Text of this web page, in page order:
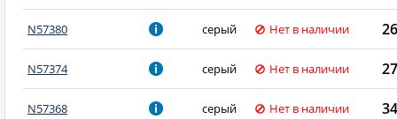
N57380 серый Нет в наличии
N57374 серый Нет в наличии
N57368 серый Нет в наличии